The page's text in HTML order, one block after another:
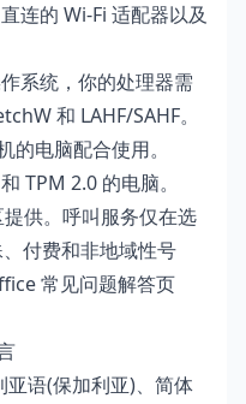
连的 Wi-Fi 适配器以及
系统，你的处理器需
和 LAHF/SAHF。
电脑配合使用。
TPM 2.0 的电脑。
供。呼叫服务仅在选
付费和非地域性号
常见问题解答页
亚语(保加利亚)、简体